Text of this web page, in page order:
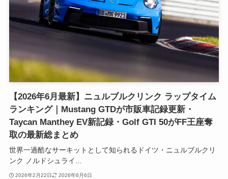
【2026年6月最新】ニュルブルクリンク ラップタイム
ランキング｜Mustang GTDが市販車記録更新・
Taycan Manthey EV新記録・Golf GTI 50がFF王座奪
取の最新総まとめ
世界一過酷なサーキットとして知られるドイツ・ニュルブルクリ
ンク ノルドシュライ...
2026年2月22日 2026年6月6日